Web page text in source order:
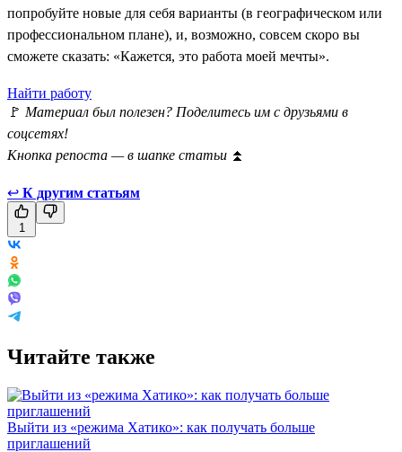
попробуйте новые для себя варианты (в географическом или
профессиональном плане), и, возможно, совсем скоро вы
сможете сказать: «Кажется, это работа моей мечты».
Найти работу
🚩 Материал был полезен? Поделитесь им с друзьями в
соцсетях!
Кнопка репоста — в шапке статьи ⏫
↩ К другим статьям
1
Читайте также
Выйти из «режима Хатико»: как получать больше
приглашений